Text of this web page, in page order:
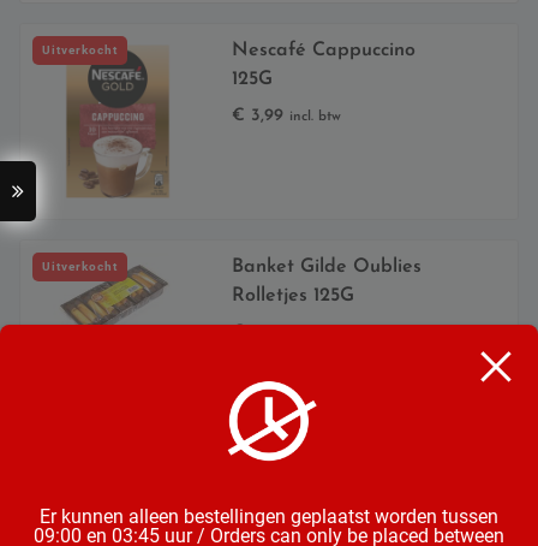
Uitverkocht
Nescafé Cappuccino
125G
€ 3,99 incl. btw
Uitverkocht
Banket Gilde Oublies
Rolletjes 125G
Duyvis Oven Roasted
Salted Almonds 125G
Er kunnen alleen bestellingen geplaatst worden tussen
09:00 en 03:45 uur / Orders can only be placed between